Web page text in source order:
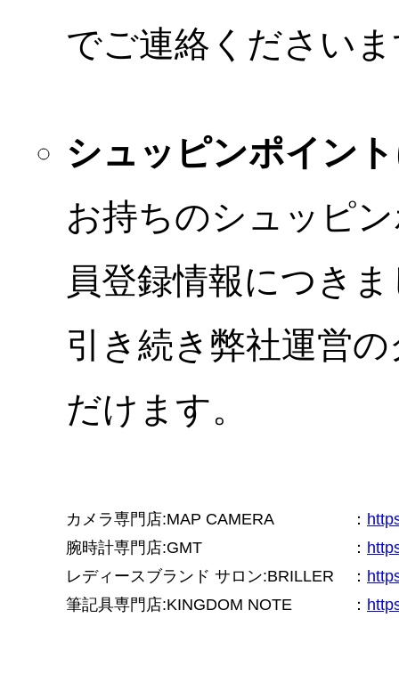
でご連絡ください
シュッピンポイン
お持ちのシュッピ
員登録情報につき
引き続き弊社運営
だけます。
カメラ専門店:MAP CAMERA ：
腕時計専門店:GMT
：
レディースブランド サロン:BRILLER
：
筆記具専門店:KINGDOM NOTE
：